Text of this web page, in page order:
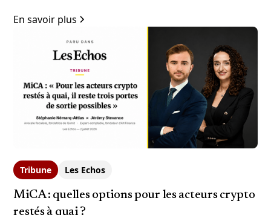
En savoir plus
Tribune Les Echos
MiCA : quelles options pour les acteurs crypto
restés à quai ?